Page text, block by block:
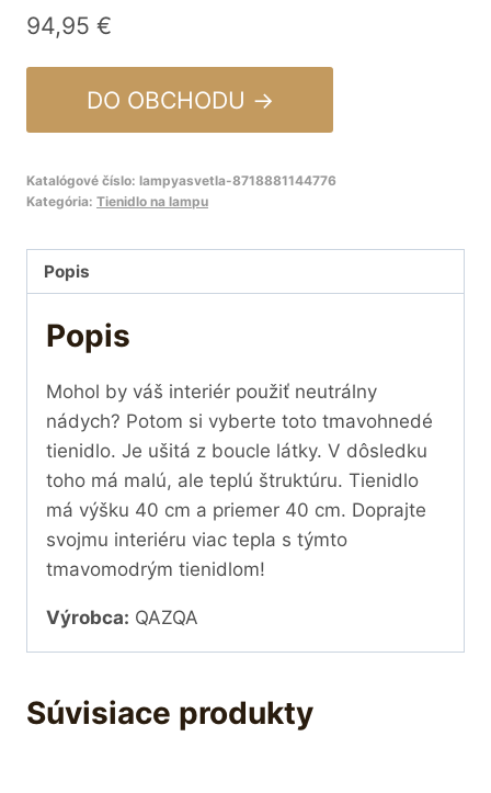
94,95 €
DO OBCHODU →
Katalógové číslo: lampyasvetla-8718881144776
Kategória: Tienidlo na lampu
Popis
Popis
Mohol by váš interiér použiť neutrálny
nádych? Potom si vyberte toto tmavohnedé
tienidlo. Je ušitá z boucle látky. V dôsledku
toho má malú, ale teplú štruktúru. Tienidlo
má výšku 40 cm a priemer 40 cm. Doprajte
svojmu interiéru viac tepla s týmto
tmavomodrým tienidlom!
Výrobca: QAZQA
Súvisiace produkty